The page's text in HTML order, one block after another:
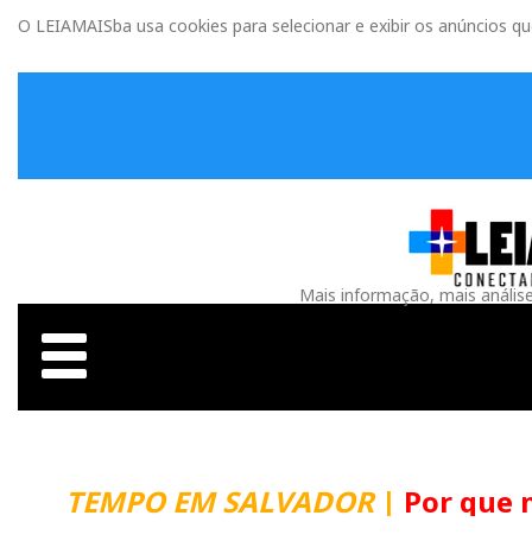
O LEIAMAISba usa cookies para selecionar e exibir os anúncios
Mais informação, mais
TEMPO EM SALVADOR| Por que